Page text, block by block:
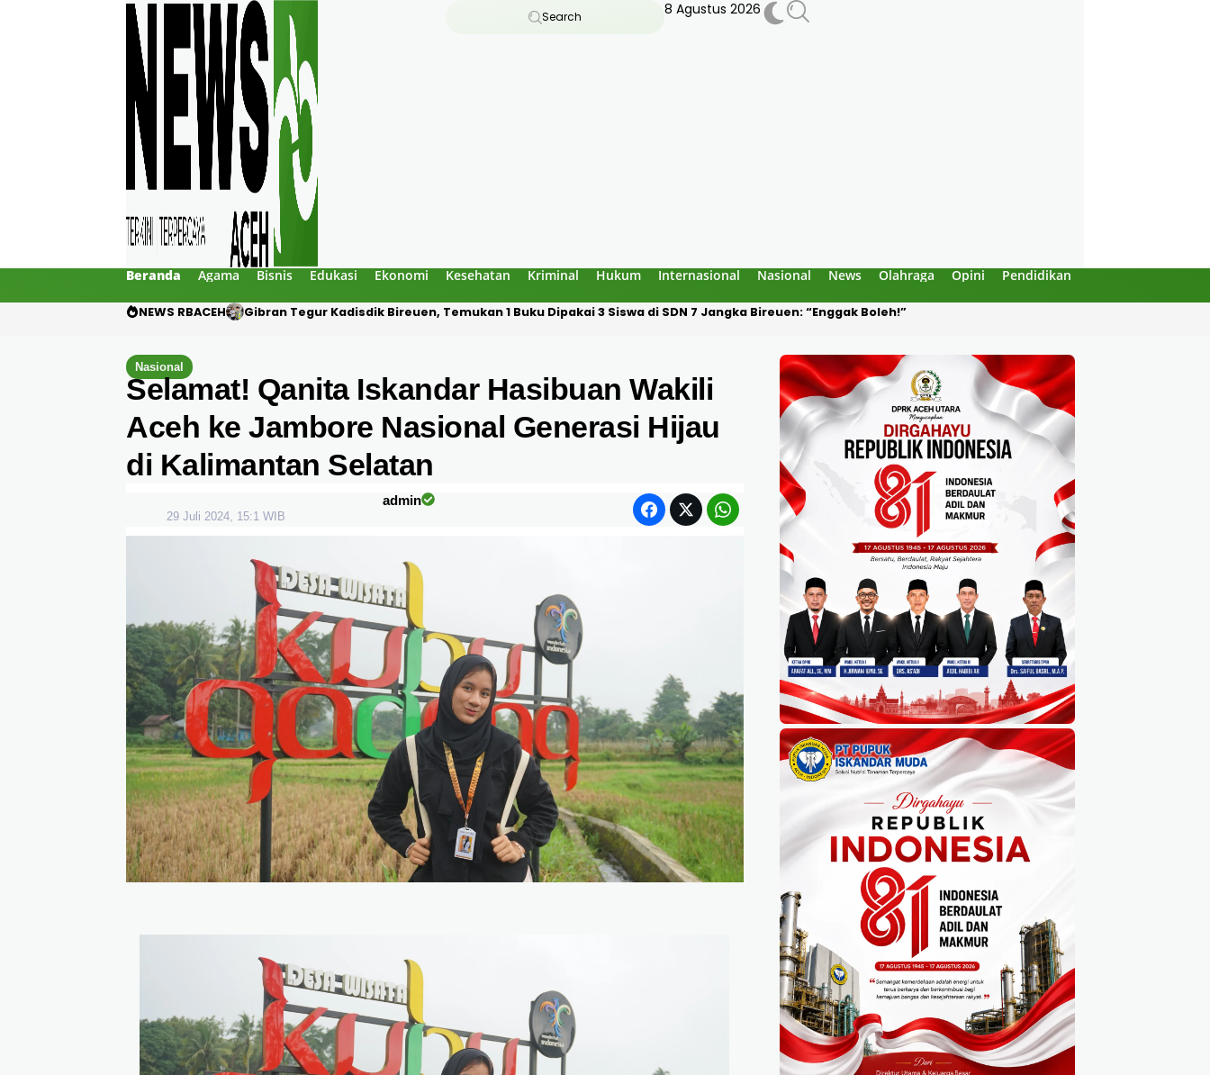
Search 8 Agustus 2026
Beranda Agama Bisnis Edukasi Ekonomi Kesehatan Kriminal Hukum Internasional Nasional News Olahraga Opini Pendidikan
NEWS RBACEH PHE NSO Klarifikasi Dugaan Bau Amoniak di Blang Panyang: Bukan Berasal dari Fasilitas Produksi
Nasional
Selamat! Qanita Iskandar Hasibuan Wakili
Aceh ke Jambore Nasional Generasi Hijau
di Kalimantan Selatan
admin
29 Juli 2024, 15:1 WIB